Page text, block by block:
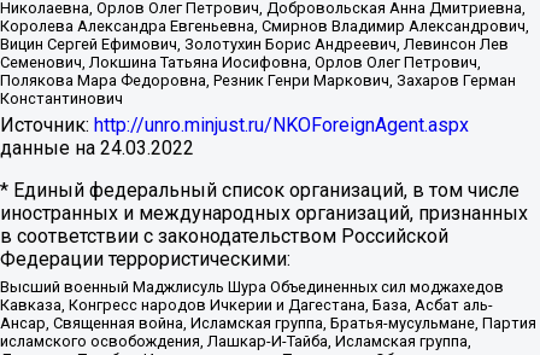
Николаевна, Орлов Олег Петрович, Добровольская Анна Дмитриевна,
Королева Александра Евгеньевна, Смирнов Владимир Александрович,
Вицин Сергей Ефимович, Золотухин Борис Андреевич, Левинсон Лев
Семенович, Локшина Татьяна Иосифовна, Орлов Олег Петрович,
Полякова Мара Федоровна, Резник Генри Маркович, Захаров Герман
Константинович
Источник: http://unro.minjust.ru/NKOForeignAgent.aspx
данные на 24.03.2022
* Единый федеральный список организаций, в том числе
иностранных и международных организаций, признанных
в соответствии с законодательством Российской
Федерации террористическими:
Высший военный Маджлисуль Шура Объединенных сил моджахедов
Кавказа, Конгресс народов Ичкерии и Дагестана, База, Асбат аль-
Ансар, Священная война, Исламская группа, Братья-мусульмане, Партия
исламского освобождения, Лашкар-И-Тайба, Исламская группа,